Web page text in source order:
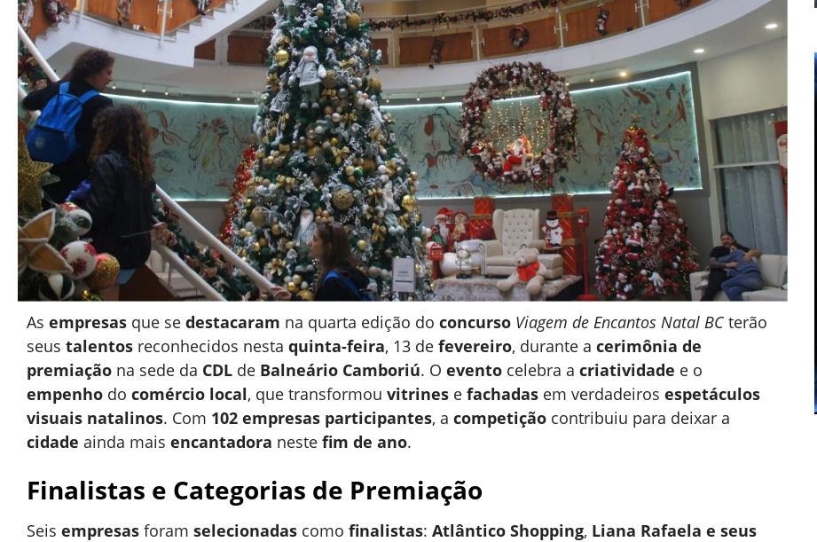
As empresas que se destacaram na quarta edição do concurso Viagem de Encantos Natal BC terão
seus talentos reconhecidos nesta quinta-feira, 13 de fevereiro, durante a cerimônia de
premiação na sede da CDL de Balneário Camboriú. O evento celebra a criatividade e o
empenho do comércio local, que transformou vitrines e fachadas em verdadeiros espetáculos
visuais natalinos. Com 102 empresas participantes, a competição contribuiu para deixar a
cidade ainda mais encantadora neste fim de ano.
Finalistas e Categorias de Premiação
Seis empresas foram selecionadas como finalistas: Atlântico Shopping, Liana Rafaela e seus